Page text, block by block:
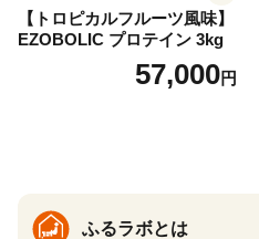
【トロピカルフルーツ風味】
EZOBOLIC プロテイン 3kg
57,000円
ふるラボとは